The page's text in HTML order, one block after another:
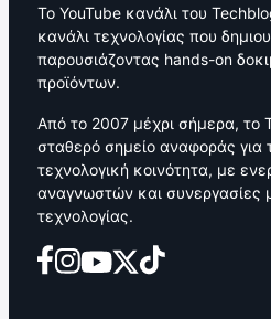
Το YouTube κανάλι του
κανάλι τεχνολογίας που
παρουσιάζοντας hands-on
προϊόντων.
Από το 2007 μέχρι σήμερα, το
σταθερό σημείο αναφοράς για
τεχνολογική κοινότητα, με
αναγνωστών και συνεργασίες
τεχνολογίας.